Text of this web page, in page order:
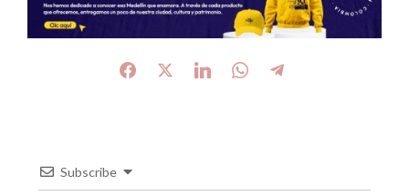
Subscribe